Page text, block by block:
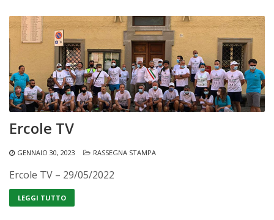
Ercole TV
GENNAIO 30, 2023 RASSEGNA STAMPA
Ercole TV – 29/05/2022
LEGGI TUTTO